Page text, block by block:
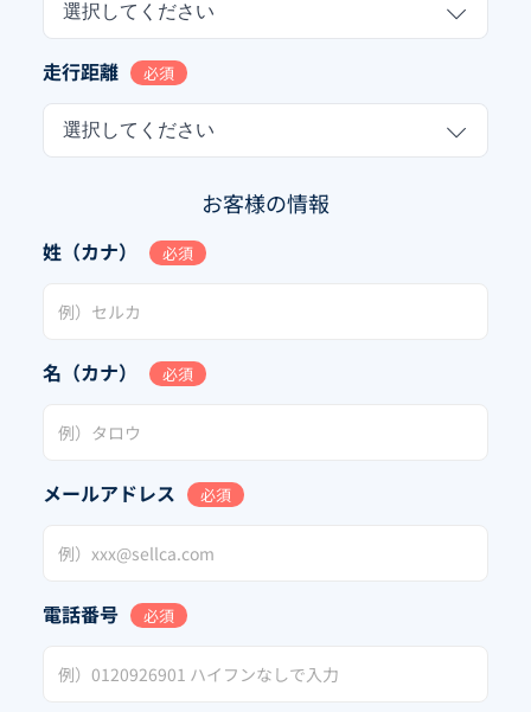
選択してください
走行距離 必須
選択してください
お客様の情報
姓（カナ） 必須
名（カナ） 必須
メールアドレス 必須
電話番号 必須